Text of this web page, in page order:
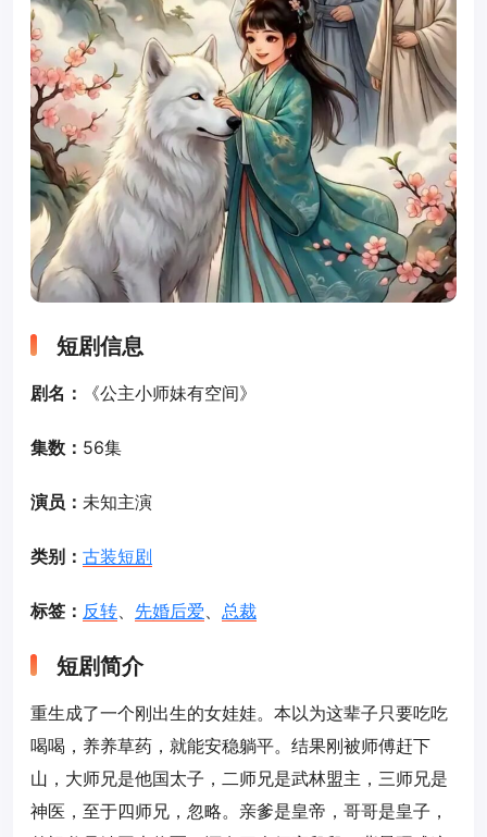
短剧信息
剧名： 《公主小师妹有空间》
集数： 56集
演员： 未知主演
类别： 古装短剧
标签： 反转、 先婚后爱、 总裁
短剧简介
重生成了一个刚出生的女娃娃。本以为这辈子只要吃吃
喝喝，养养草药，就能安稳躺平。结果刚被师傅赶下
山，大师兄是他国太子，二师兄是武林盟主，三师兄是
神医，至于四师兄，忽略。亲爹是皇帝，哥哥是皇子，